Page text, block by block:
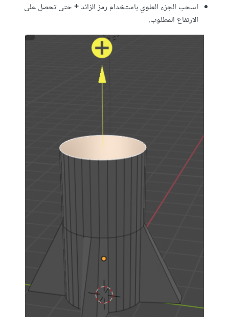
اسحب الجزء العلوي باستخدام رمز الزائد+حتى تحصل على
الارتفاع المطلوب.